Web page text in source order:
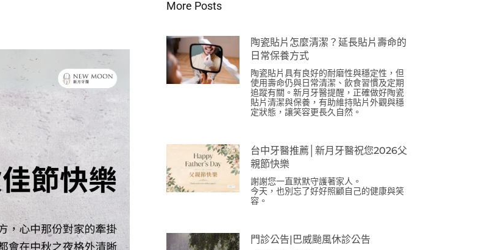
More Posts
陶瓷貼片怎麼清潔？延長貼片壽命的
日常保養方式
陶瓷貼片具有良好的耐磨性與穩定性，但
使用壽命仍與日常清潔、飲食習慣及定期
追蹤有關。新月牙醫提醒，正確做好陶瓷
貼片清潔與保養，有助維持貼片外觀與穩
定狀態，讓笑容更長久自然。
台中牙醫推薦│新月牙醫祝您2026父
親節快樂
謝謝您一直默默守護著家人。
今天，也別忘了好好照顧自己的健康與笑
容。
門診公告|巴威颱風休診公告